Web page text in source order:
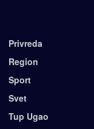
Privreda
Region
Sport
Svet
Tup Ugao